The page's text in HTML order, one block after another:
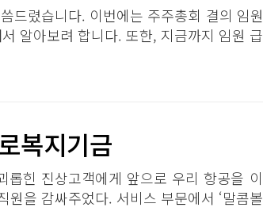
드렸습니다. 이번에는 주주총회 결의 임
알아보려 합니다. 또한, 지금까지 임원
복지기금​​
롭힌 진상고객에게 앞으로 우리 항공을
을 감싸주었다. 서비스 부문에서 ‘말콤